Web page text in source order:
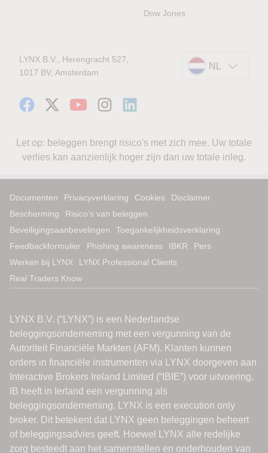
Dow Jones
LYNX B.V., Herengracht 527,
1017 BV, Amsterdam
NL
Let op: beleggen brengt risico's met zich mee. Uw totale
verlies kan aanzienlijk hoger zijn dan uw totale inleg.
Documenten Privacyverklaring Cookies
Disclaimer
Bescherming
Risico’s van beleggen
Beveiligingsaanbevelingen
Toegankelijkheidsverklaring
Feedbackformulier
Phishing awareness IBKR
Pers
Werken bij LYNX
LYNX Professional Clients
Real Traders Know